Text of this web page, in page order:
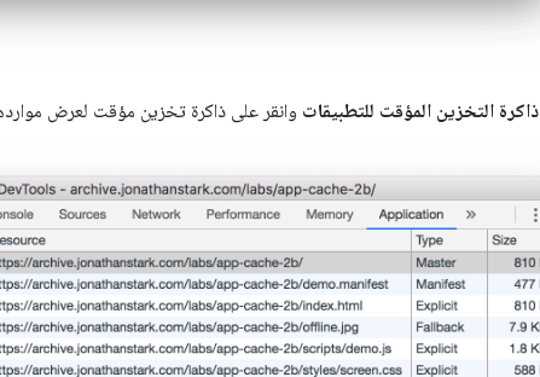
ذاكرة التخزين المؤقت للتطبيقات وانقر على ذاكرة تخزين مؤقت لعرض